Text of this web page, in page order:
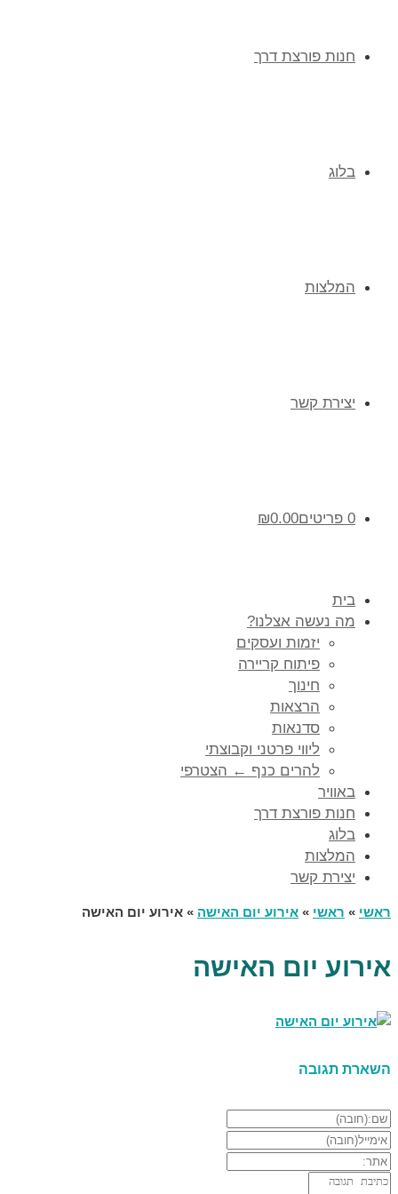
חנות פורצת דרך
בלוג
המלצות
יצירת קשר
0 פריטים ₪0.00
בית
מה נעשה אצלנו?
יזמות ועסקים
פיתוח קריירה
חינוך
הרצאות
סדנאות
ליווי פרטני וקבוצתי
להרים כנף ← הצטרפי
באוויר
חנות פורצת דרך
בלוג
המלצות
יצירת קשר
ראשי » ראשי » אירוע יום האישה » אירוע יום האישה
אירוע יום האישה
השארת תגובה